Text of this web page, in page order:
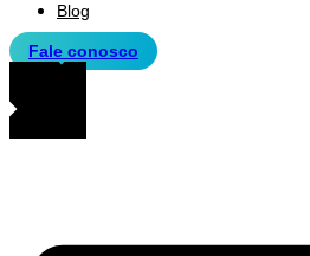
Blog
Fale conosco